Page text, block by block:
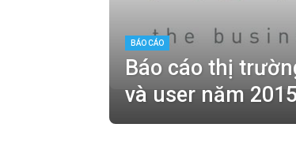
BÁO CÁO
Báo cáo thị
và user năm